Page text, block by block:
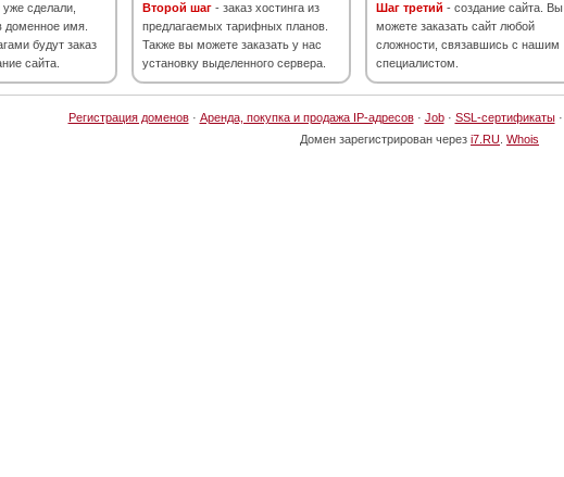
сделали,
доменное имя.
будут заказ
сайта.
Второй шаг - заказ хостинга из
предлагаемых тарифных планов.
Также вы можете заказать у нас
установку выделенного сервера.
Шаг третий - создание сайта. Вы
можете заказать сайт любой
сложности, связавшись с нашим
специалистом.
Регистрация доменов· Аренда, покупка и продажа IP-адресов· Job· SSL-сертификаты·
Домен зарегистрирован через i7.RU Whois